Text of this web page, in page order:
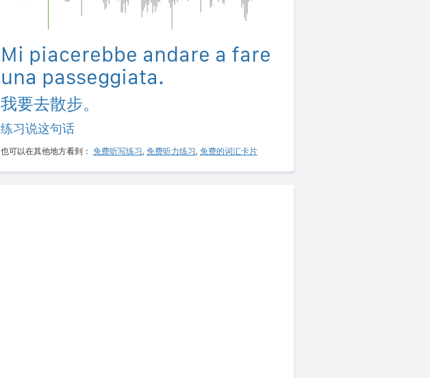
Mi piacerebbe andare a fare
una passeggiata.
我要去散步。
练习说这句话
也可以在其他地方看到： 免费听写练习, 免费听力练习, 免费的词汇卡片